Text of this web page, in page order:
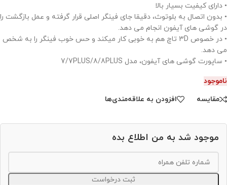
• دارای کیفیت بسیار بالا
• بدون اتصال به بلوتوث، دقیقا جای فینگر اصلی قرار گرفته و عمل بازگشت را
در گوشی های آیفون انجام می دهد.
• در خصوص 3D تاچ هم به خوبی کار میکند و حس خوب فینگر را به شخص
می دهد.
• ساپورت گوشی های آیفون، مدل 7/7PLUS/8/8PLUS
ناموجود
مقایسه
افزودن به علاقه‌مندی‌ها
موجود شد به من اطلاع بده
ثبت درخواست